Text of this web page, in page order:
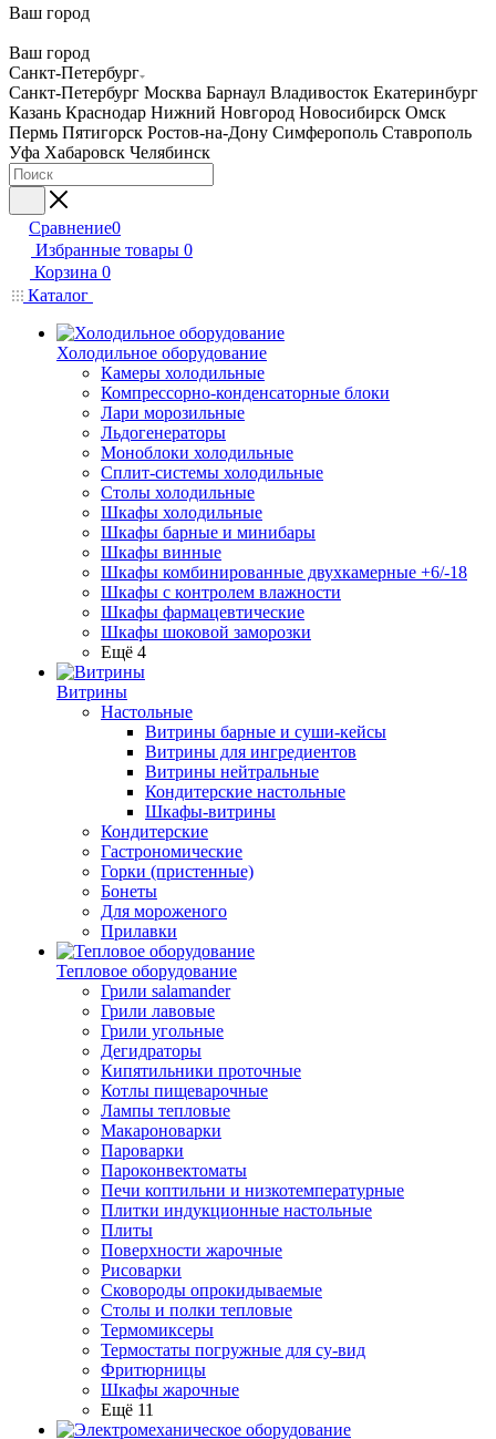
Ваш город
Ваш город
Санкт-Петербург
Санкт-Петербург Москва Барнаул Владивосток Екатеринбург
Казань Краснодар Нижний Новгород Новосибирск Омск
Пермь Пятигорск Ростов-на-Дону Симферополь Ставрополь
Уфа Хабаровск Челябинск
Сравнение0
Избранные товары 0
Корзина 0
Каталог
Холодильное оборудование
Камеры холодильные
Компрессорно-конденсаторные блоки
Лари морозильные
Льдогенераторы
Моноблоки холодильные
Сплит-системы холодильные
Столы холодильные
Шкафы холодильные
Шкафы барные и минибары
Шкафы винные
Шкафы комбинированные двухкамерные +6/-18
Шкафы с контролем влажности
Шкафы фармацевтические
Шкафы шоковой заморозки
Ещё 4
Витрины
Настольные
Витрины барные и суши-кейсы
Витрины для ингредиентов
Витрины нейтральные
Кондитерские настольные
Шкафы-витрины
Кондитерские
Гастрономические
Горки (пристенные)
Бонеты
Для мороженого
Прилавки
Тепловое оборудование
Грили salamander
Грили лавовые
Грили угольные
Дегидраторы
Кипятильники проточные
Котлы пищеварочные
Лампы тепловые
Макароноварки
Пароварки
Пароконвектоматы
Печи коптильни и низкотемпературные
Плитки индукционные настольные
Плиты
Поверхности жарочные
Рисоварки
Сковороды опрокидываемые
Столы и полки тепловые
Термомиксеры
Термостаты погружные для су-вид
Фритюрницы
Шкафы жарочные
Ещё 11